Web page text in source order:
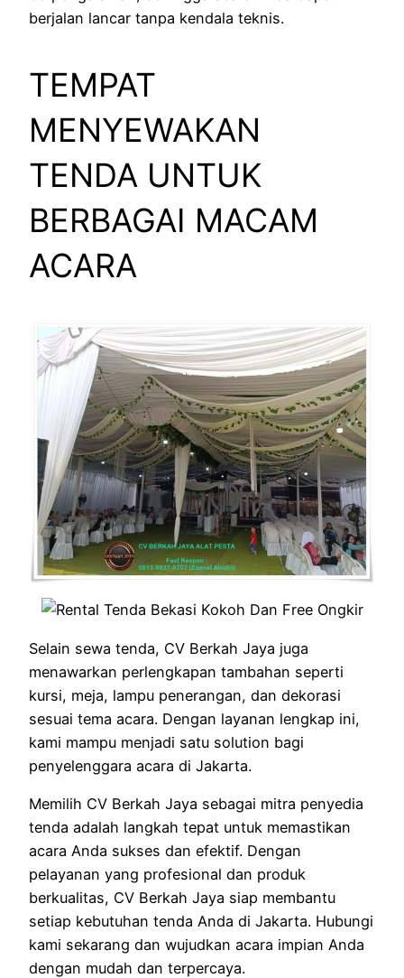
berjalan lancar tanpa kendala teknis.
TEMPAT
MENYEWAKAN
TENDA UNTUK
BERBAGAI MACAM
ACARA
Selain sewa tenda, CV Berkah Jaya juga
menawarkan perlengkapan tambahan seperti
kursi, meja, lampu penerangan, dan dekorasi
sesuai tema acara. Dengan layanan lengkap ini,
kami mampu menjadi satu solution bagi
penyelenggara acara di Jakarta.
Memilih CV Berkah Jaya sebagai mitra penyedia
tenda adalah langkah tepat untuk memastikan
acara Anda sukses dan efektif. Dengan
pelayanan yang profesional dan produk
berkualitas, CV Berkah Jaya siap membantu
setiap kebutuhan tenda Anda di Jakarta. Hubungi
kami sekarang dan wujudkan acara impian Anda
dengan mudah dan terpercaya.